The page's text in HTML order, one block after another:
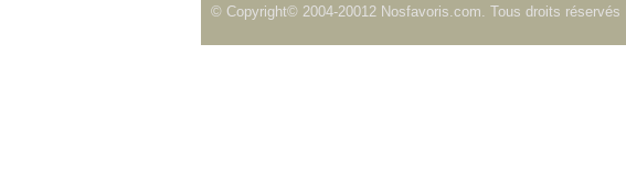
© Copyright© 2004-20012 Nosfavoris.com. Tous droits réservés |